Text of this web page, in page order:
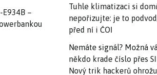
E934B –
Tuhle klimatizaci si
nepořizujte: je to
před ní i ČOI
Nemáte signál? Možná
někdo krade číslo přes
Nový trik hackerů